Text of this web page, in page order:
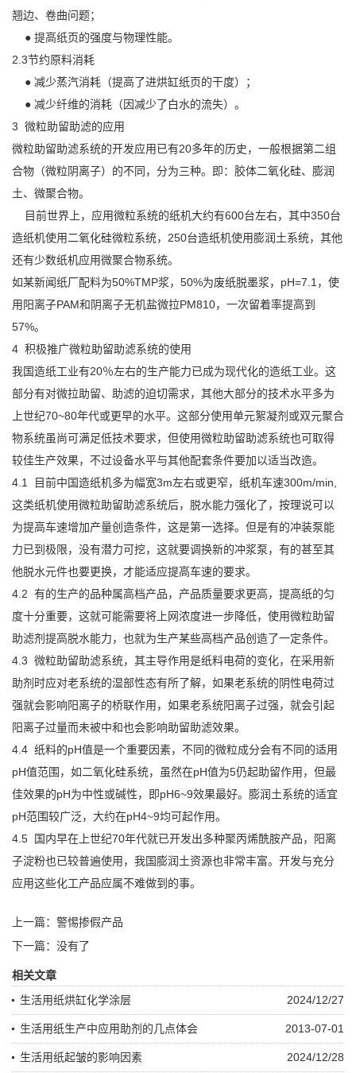
翘边、卷曲问题；
● 提高纸页的强度与物理性能。
2.3节约原料消耗
● 减少蒸汽消耗（提高了进烘缸纸页的干度）；
● 减少纤维的消耗（因减少了白水的流失）。
3 微粒助留助滤的应用
微粒助留助滤系统的开发应用已有20多年的历史，一般根据第二组
合物（微粒阴离子）的不同，分为三种。即：胶体二氧化硅、膨润
土、微聚合物。
目前世界上，应用微粒系统的纸机大约有600台左右，其中350台
造纸机使用二氧化硅微粒系统，250台造纸机使用膨润土系统，其他
还有少数纸机应用微聚合物系统。
如某新闻纸厂配料为50%TMP浆，50%为废纸脱墨浆，pH=7.1，使
用阳离子PAM和阴离子无机盐微拉PM810，一次留着率提高到
57%。
4 积极推广微粒助留助滤系统的使用
我国造纸工业有20％左右的生产能力已成为现代化的造纸工业。这
部分有对微拉助留、助滤的迫切需求，其他大部分的技术水平多为
上世纪70~80年代或更早的水平。这部分使用单元絮凝剂或双元聚合
物系统虽尚可满足低技术要求，但使用微粒助留助滤系统也可取得
较佳生产效果，不过设备水平与其他配套条件要加以适当改造。
4.1 目前中国造纸机多为幅宽3m左右或更窄，纸机车速300m/min,
这类纸机使用微粒助留助滤系统后，脱水能力强化了，按理说可以
为提高车速增加产量创造条件，这是第一选择。但是有的冲装泵能
力已到极限，没有潜力可挖，这就要调换新的冲浆泵，有的甚至其
他脱水元件也要更换，才能适应提高车速的要求。
4.2 有的生产的品种属高档产品，产品质量要求更高，提高纸的匀
度十分重要，这就可能需要将上网浓度进一步降低，使用微粒助留
助滤剂提高脱水能力，也就为生产某些高档产品创造了一定条件。
4.3 微粒助留助滤系统，其主导作用是纸料电荷的变化，在采用新
助剂时应对老系统的湿部性态有所了解，如果老系统的阴性电荷过
强就会影响阳离子的桥联作用，如果老系统阳离子过强，就会引起
阳离子过量而未被中和也会影响助留助滤效果。
4.4 纸料的pH值是一个重要因素，不同的微粒成分会有不同的适用
pH值范围，如二氧化硅系统，虽然在pH值为5仍起助留作用，但最
佳效果的pH为中性或碱性，即pH6~9效果最好。膨润土系统的适宜
pH范围较广泛，大约在pH4~9均可起作用。
4.5 国内早在上世纪70年代就已开发出多种聚丙烯酰胺产品，阳离
子淀粉也已较普遍使用，我国膨润土资源也非常丰富。开发与充分
应用这些化工产品应属不难做到的事。
上一篇： 警惕掺假产品
下一篇：没有了
相关文章
2024/12/27
生活用纸烘缸化学涂层
2013-07-01
生活用纸生产中应用助剂的几点体会
2024/12/28
生活用纸起皱的影响因素